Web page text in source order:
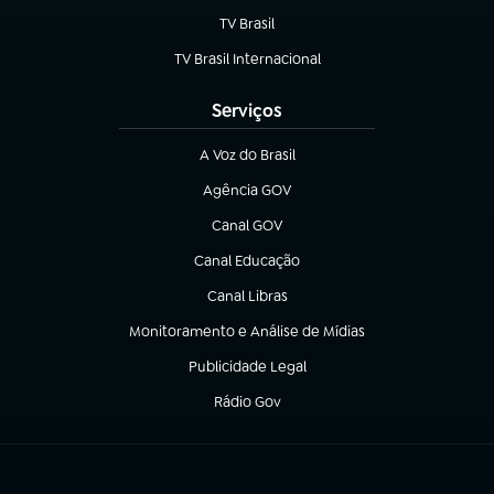
TV Brasil
(abre em nova aba)
TV Brasil Internacional
(abre em nova aba)
Serviços
A Voz do Brasil
(abre em nova aba)
Agência GOV
(abre em nova aba)
Canal GOV
(abre em nova aba)
Canal Educação
(abre em nova aba)
Canal Libras
(abre em nova aba)
Monitoramento e Análise de Mídias
(abre em nova aba)
Publicidade Legal
(abre em nova aba)
Rádio Gov
(abre em nova aba)